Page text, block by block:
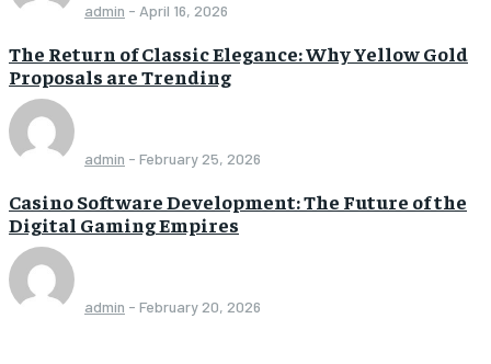
admin - April 16, 2026
The Return of Classic Elegance: Why Yellow Gold
Proposals are Trending
admin - February 25, 2026
Casino Software Development: The Future of the
Digital Gaming Empires
admin - February 20, 2026